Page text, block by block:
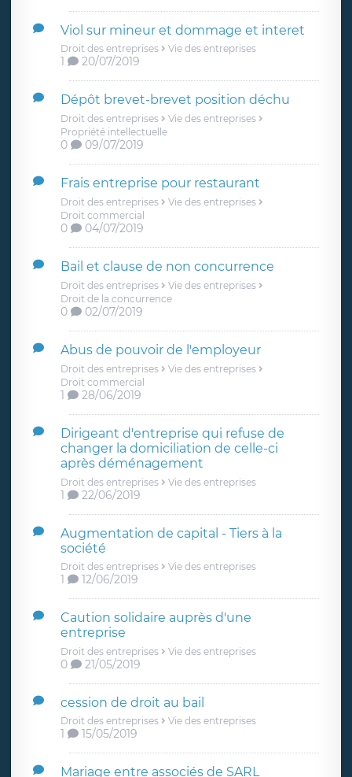
Viol sur mineur et dommage et interet
Droit des entreprises Vie des entreprises
1 20/07/2019
Dépôt brevet-brevet position déchu
Droit des entreprises
Vie des entreprises
Propriété intellectuelle
0 09/07/2019
Frais entreprise pour restaurant
Droit des entreprises
Vie des entreprises
Droit commercial
0 04/07/2019
Bail et clause de non concurrence
Droit des entreprises
Vie des entreprises
Droit de la concurrence
0 02/07/2019
Abus de pouvoir de l'employeur
Droit des entreprises
Vie des entreprises
Droit commercial
1 28/06/2019
Dirigeant d'entreprise qui refuse de
changer la domiciliation de celle-ci
après déménagement
Droit des entreprises Vie des entreprises
1 22/06/2019
Augmentation de capital - Tiers à la
société
Droit des entreprises Vie des entreprises
1 12/06/2019
Caution solidaire auprès d'une
entreprise
Droit des entreprises Vie des entreprises
0 21/05/2019
cession de droit au bail
Droit des entreprises Vie des entreprises
1 15/05/2019
Mariage entre associés de SARL